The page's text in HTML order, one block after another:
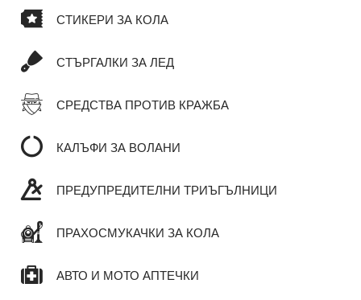
СТИКЕРИ ЗА КОЛА
СТЪРГАЛКИ ЗА ЛЕД
СРЕДСТВА ПРОТИВ КРАЖБА
КАЛЪФИ ЗА ВОЛАНИ
ПРЕДУПРЕДИТЕЛНИ ТРИЪГЪЛНИЦИ
ПРАХОСМУКАЧКИ ЗА КОЛА
АВТО И МОТО АПТЕЧКИ